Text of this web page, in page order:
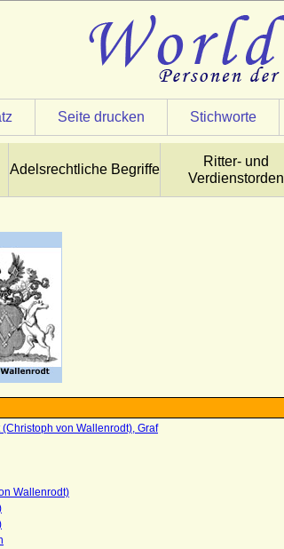
Seite drucken Stichworte
Adelsrechtliche Begriffe
Ritter- und
Verdienstorden
von Wallenrodt), Graf
Wallenrodt)